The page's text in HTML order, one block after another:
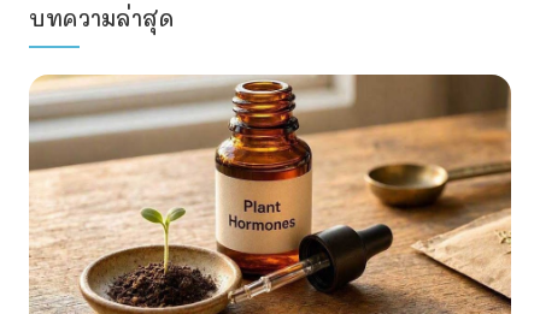
ปลูกต้นไม้ตรงไหนของบ้าน ช่วยลดความร้อน
บทความล่าสุด